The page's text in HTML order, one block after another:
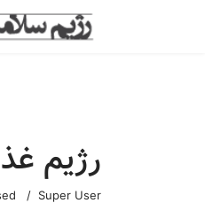
رژیم
Super User